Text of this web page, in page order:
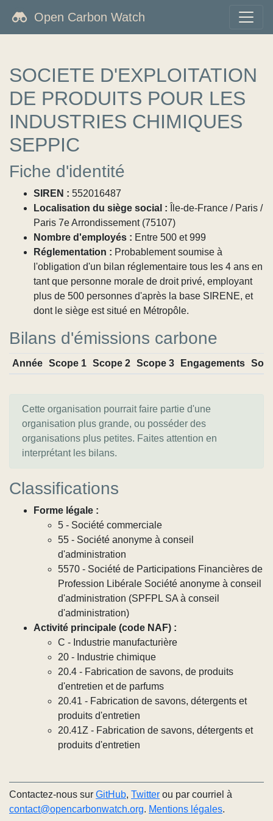
Open Carbon Watch
SOCIETE D'EXPLOITATION
DE PRODUITS POUR LES
INDUSTRIES CHIMIQUES
SEPPIC
Fiche d'identité
SIREN : 552016487
Localisation du siège social : Île-de-France / Paris /
Paris 7e Arrondissement (75107)
Nombre d'employés : Entre 500 et 999
Réglementation : Probablement soumise à
l'obligation d'un bilan réglementaire tous les 4 ans en
tant que personne morale de droit privé, employant
plus de 500 personnes d'après la base SIRENE, et
dont le siège est situé en Métropôle.
Bilans d'émissions carbone
Année Scope 1 Scope 2 Scope 3 Engagements
Cette organisation pourrait faire partie d'une
organisation plus grande, ou posséder des
organisations plus petites. Faites attention en
interprétant les bilans.
Classifications
Forme légale :
5 - Société commerciale
55 - Société anonyme à conseil
d'administration
5570 - Société de Participations Financières de
Profession Libérale Société anonyme à conseil
d'administration (SPFPL SA à conseil
d'administration)
Activité principale (code NAF) :
C - Industrie manufacturière
20 - Industrie chimique
20.4 - Fabrication de savons, de produits
d'entretien et de parfums
20.41 - Fabrication de savons, détergents et
produits d'entretien
20.41Z - Fabrication de savons, détergents et
produits d'entretien
Contactez-nous sur GitHub, Twitter ou par courriel à
contact@opencarbonwatch.org. Mentions légales.